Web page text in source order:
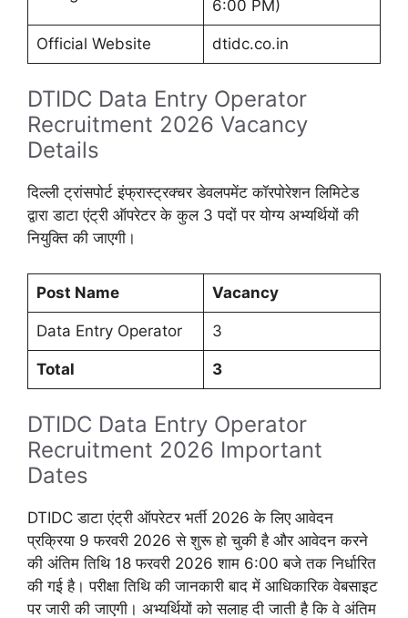
6:00 PM)
Official Website dtidc.co.in
DTIDC Data Entry Operator
Recruitment 2026 Vacancy
Details
दिल्ली ट्रांसपोर्ट इंफ्रास्ट्रक्चर डेवलपमेंट कॉरपोरेशन लिमिटेड
द्वारा डाटा एंट्री ऑपरेटर के कुल 3 पदों पर योग्य अभ्यर्थियों की
नियुक्ति की जाएगी।
Post Name Vacancy
Data Entry Operator 3
Total 3
DTIDC Data Entry Operator
Recruitment 2026 Important
Dates
DTIDC डाटा एंट्री ऑपरेटर भर्ती 2026 के लिए आवेदन
प्रक्रिया 9 फरवरी 2026 से शुरू हो चुकी है और आवेदन करने
की अंतिम तिथि 18 फरवरी 2026 शाम 6:00 बजे तक निर्धारित
की गई है। परीक्षा तिथि की जानकारी बाद में आधिकारिक वेबसाइट
पर जारी की जाएगी। अभ्यर्थियों को सलाह दी जाती है कि वे अंतिम